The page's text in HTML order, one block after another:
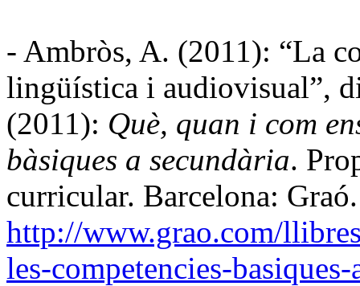
- Ambròs, A. (2011): “La
lingüística i audiovisual”,
(2011): Què, quan i com
bàsiques a secundària.
curricular. Barcelona: Graó.
http://www.grao.com/
les-competencies-